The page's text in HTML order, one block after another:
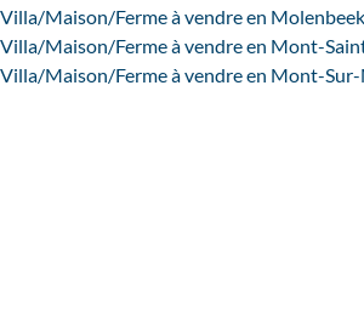
Villa/Maison/Ferme à vendre en
Villa/Maison/Ferme à vendre en Mont-
Villa/Maison/Ferme à vendre en Mont-